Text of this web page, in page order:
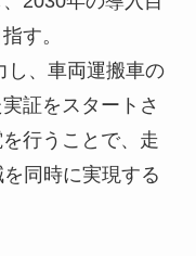
す。
し、車両運搬車の
証をスタートさ
行うことで、走
同時に実現する